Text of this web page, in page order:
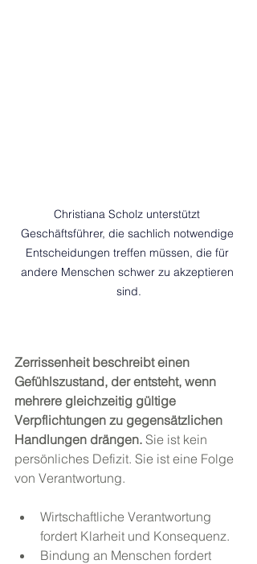
Christiana Scholz unterstützt
Geschäftsführer, die sachlich notwendige
Entscheidungen treffen müssen, die für
andere Menschen schwer zu akzeptieren
sind.
Zerrissenheit beschreibt einen
Gefühlszustand, der entsteht, wenn
mehrere gleichzeitig gültige
Verpflichtungen zu gegensätzlichen
Handlungen drängen. Sie ist kein
persönliches Defizit. Sie ist eine Folge
von Verantwortung.
Wirtschaftliche Verantwortung
fordert Klarheit und Konsequenz.
Bindung an Menschen fordert